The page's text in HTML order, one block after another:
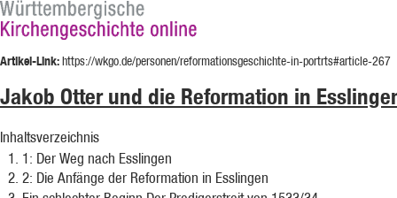
Artikel-Link:https://wkgo.de/personen/reformationsgeschichte-in-portrts#article-267
Jakob Otter und die Reformation in
Inhaltsverzeichnis
1: Der Weg nach Esslingen
2: Die Anfänge der Reformation in Esslingen